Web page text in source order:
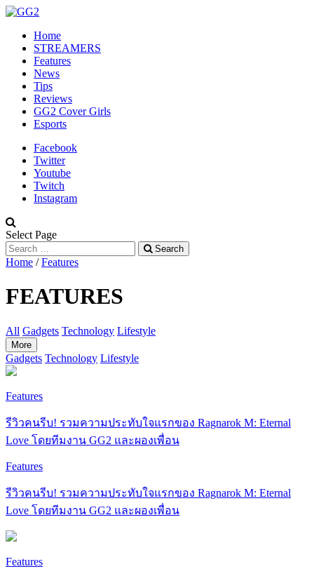
Home
STREAMERS
Features
News
Tips
Reviews
GG2 Cover Girls
Esports
Facebook
Twitter
Youtube
Twitch
Instagram
Select Page
Search
Home /Features
FEATURES
All Gadgets Technology Lifestyle
More
Gadgets Technology Lifestyle
Features
รีวิวคนรีบ! รวมความประทับใจแรกของ Ragnarok M: Eternal
Love โดยทีมงาน GG2 และผองเพื่อน
Features
รีวิวคนรีบ! รวมความประทับใจแรกของ Ragnarok M: Eternal
Love โดยทีมงาน GG2 และผองเพื่อน
Features